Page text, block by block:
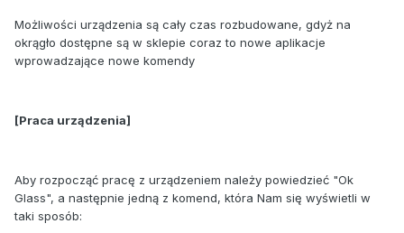
Możliwości urządzenia są cały czas rozbudowane, gdyż na
okrągło dostępne są w sklepie coraz to nowe aplikacje
wprowadzające nowe komendy
[Praca urządzenia]
Aby rozpocząć pracę z urządzeniem należy powiedzieć "Ok
Glass", a następnie jedną z komend, która Nam się wyświetli w
taki sposób: